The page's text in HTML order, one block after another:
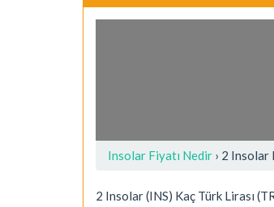
Insolar Fiyatı Nedir › 2 Insolar
2 Insolar (INS) Kaç Türk Lirası